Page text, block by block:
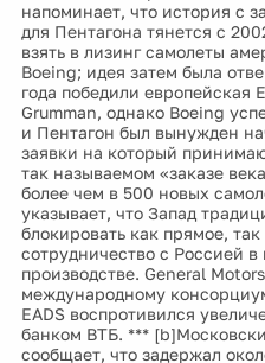
напоминает, что история с
для Пентагона тянется с
взять в лизинг самолеты
Boeing; идея затем была
года победили европейская
Grumman, однако Boeing
и Пентагон был вынужден
заявки на который
так называемом «заказе
более чем в 500 новых
указывает, что Запад
блокировать как прямое,
сотрудничество с Россией
производстве. General
международному
EADS воспротивился
банком ВТБ. ***
сообщает, что задержал